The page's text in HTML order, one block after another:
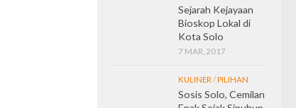
Sejarah Kejayaan
Bioskop Lokal di
Kota Solo
7 MAR, 2017
KULINER /PILIHAN
Sosis Solo, Cemilan